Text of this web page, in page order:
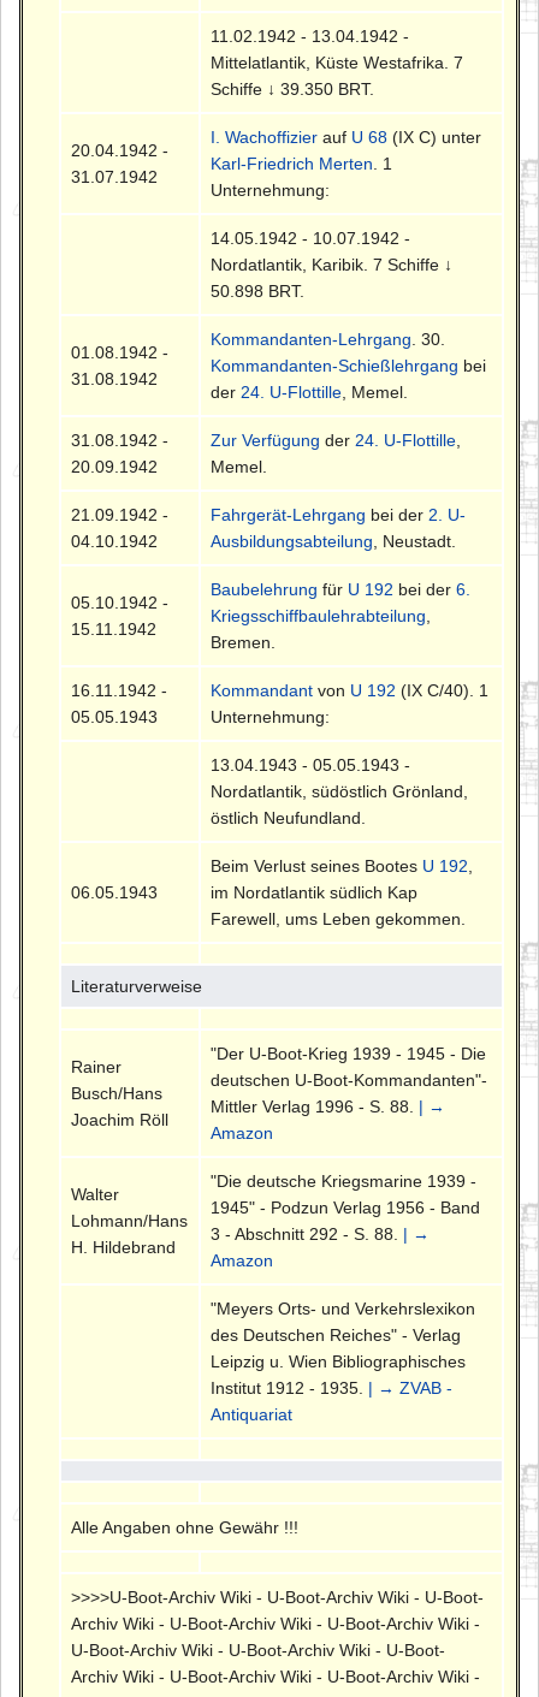
11.02.1942 - 13.04.1942 -
Mittelatlantik, Küste Westafrika. 7
Schiffe ↓ 39.350 BRT.
20.04.1942 -
31.07.1942
I. Wachoffizier auf U 68 (IX C) unter
Karl-Friedrich Merten . 1
Unternehmung:
14.05.1942 - 10.07.1942 -
Nordatlantik, Karibik. 7 Schiffe ↓
50.898 BRT.
01.08.1942 -
31.08.1942
Kommandanten-Lehrgang . 30.
Kommandanten-Schießlehrgang bei
der 24. U-Flottille , Memel.
31.08.1942 -
20.09.1942
Zur Verfügung der 24. U-Flottille
Memel.
21.09.1942 -
04.10.1942
Fahrgerät-Lehrgang bei der 2. U-
Ausbildungsabteilung , Neustadt.
05.10.1942 -
15.11.1942
Baubelehrung für U 192 bei der6.
Kriegsschiffbaulehrabteilung
Bremen.
16.11.1942 -
05.05.1943
Kommandant von U 192 (IX C/40). 1
Unternehmung:
13.04.1943 - 05.05.1943 -
Nordatlantik, südöstlich Grönland,
östlich Neufundland.
06.05.1943
Beim Verlust seines Bootes U 192
im Nordatlantik südlich Kap
Farewell, ums Leben gekommen.
Literaturverweise
Rainer
Busch/Hans
Joachim Röll
"Der U-Boot-Krieg 1939 - 1945 - Die
deutschen U-Boot-Kommandanten"-
Mittler Verlag 1996 - S. 88. | →
Amazon
Walter
Lohmann/Hans
H. Hildebrand
"Die deutsche Kriegsmarine 1939 -
1945" - Podzun Verlag 1956 - Band
3 - Abschnitt 292 - S. 88. | →
Amazon
"Meyers Orts- und Verkehrslexikon
des Deutschen Reiches" - Verlag
Leipzig u. Wien Bibliographisches
Institut 1912 - 1935. | → ZVAB -
Antiquariat
Alle Angaben ohne Gewähr !!!
>>>>U-Boot-Archiv Wiki - U-Boot-Archiv Wiki - U-Boot-
Archiv Wiki - U-Boot-Archiv Wiki - U-Boot-Archiv Wiki -
U-Boot-Archiv Wiki - U-Boot-Archiv Wiki - U-Boot-
Archiv Wiki - U-Boot-Archiv Wiki - U-Boot-Archiv Wiki -